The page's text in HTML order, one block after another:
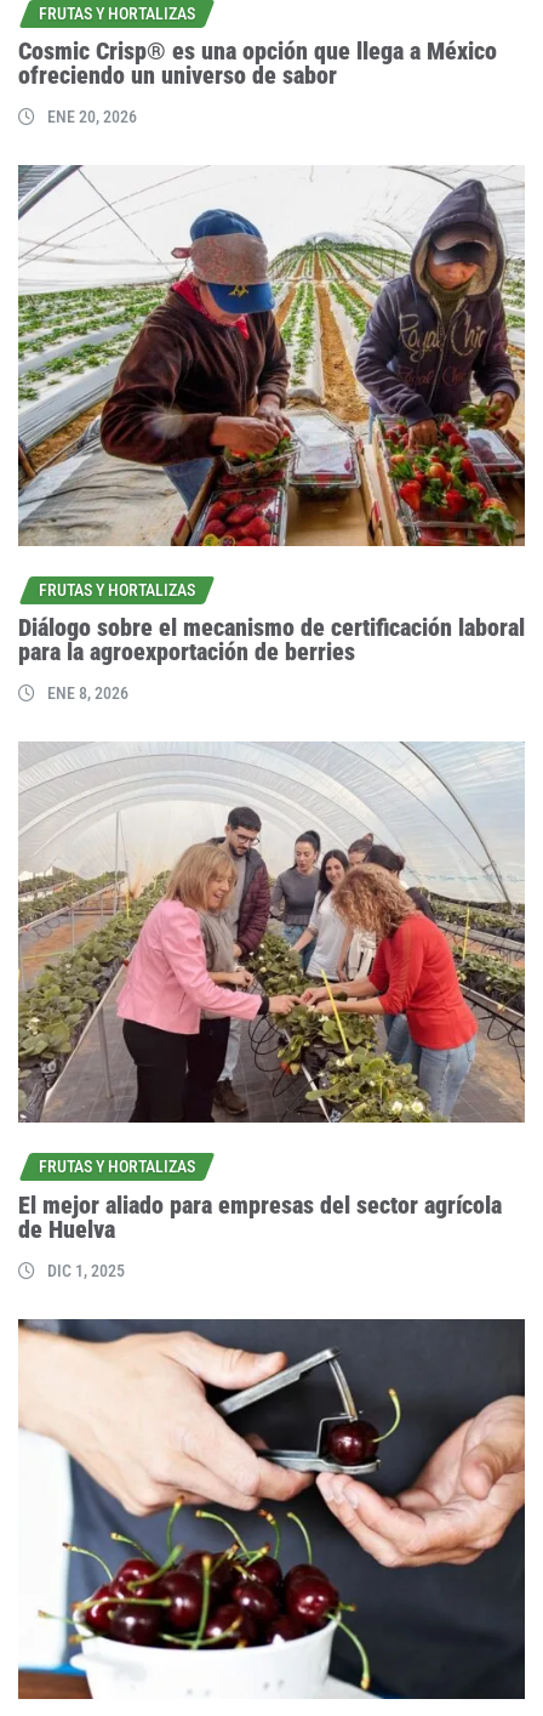
FRUTAS Y HORTALIZAS
Cosmic Crisp® es una opción que llega a México
ofreciendo un universo de sabor
ENE 20, 2026
FRUTAS Y HORTALIZAS
Diálogo sobre el mecanismo de certificación laboral
para la agroexportación de berries
ENE 8, 2026
FRUTAS Y HORTALIZAS
El mejor aliado para empresas del sector agrícola
de Huelva
DIC 1, 2025